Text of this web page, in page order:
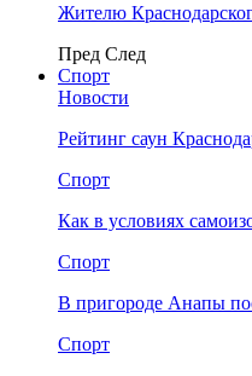
Жителю
Пред След
Спорт
Новости
Рейтинг саун
Спорт
Как в условиях
Спорт
В пригороде Анапы
Спорт